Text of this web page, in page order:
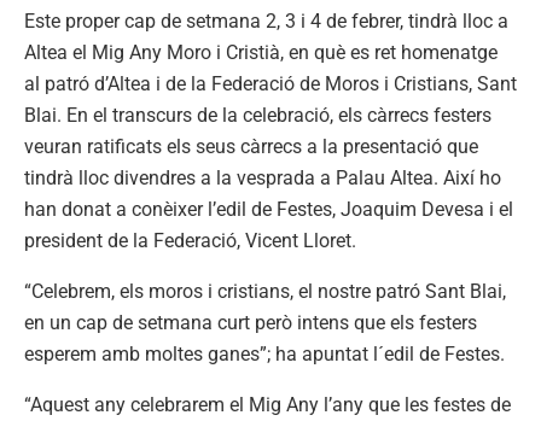
Este proper cap de setmana 2, 3 i 4 de febrer, tindrà lloc a
Altea el Mig Any Moro i Cristià, en què es ret homenatge
al patró d’Altea i de la Federació de Moros i Cristians, Sant
Blai. En el transcurs de la celebració, els càrrecs festers
veuran ratificats els seus càrrecs a la presentació que
tindrà lloc divendres a la vesprada a Palau Altea. Així ho
han donat a conèixer l’edil de Festes, Joaquim Devesa i el
president de la Federació, Vicent Lloret.
“Celebrem, els moros i cristians, el nostre patró Sant Blai,
en un cap de setmana curt però intens que els festers
esperem amb moltes ganes”; ha apuntat l´edil de Festes.
“Aquest any celebrarem el Mig Any l’any que les festes de